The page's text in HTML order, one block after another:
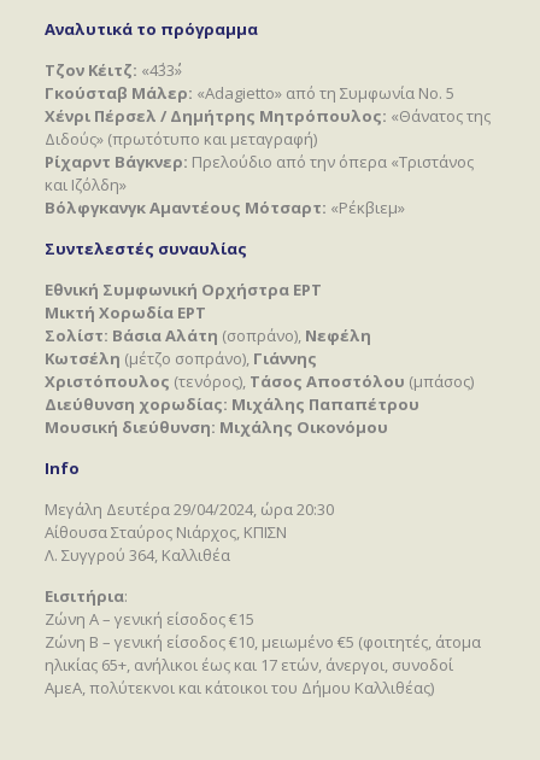
Αναλυτικά το πρόγραμμα
Τζον Κέιτζ: «4΄33΄΄»
Γκούσταβ Μάλερ: «Adagietto» από τη Συμφωνία Νo. 5
Χένρι Πέρσελ / Δημήτρης Μητρόπουλος: «Θάνατος της
Διδούς» (πρωτότυπο και μεταγραφή)
Ρίχαρντ Βάγκνερ: Πρελούδιο από την όπερα «Τριστάνος
και Ιζόλδη»
Βόλφγκανγκ Αμαντέους Μότσαρτ: «Ρέκβιεμ»
Συντελεστές συναυλίας
Εθνική Συμφωνική Ορχήστρα ΕΡΤ
Μικτή Χορωδία ΕΡΤ
Σολίστ: Βάσια Αλάτη (σοπράνο), Νεφέλη
Κωτσέλη (μέτζο σοπράνο), Γιάννης
Χριστόπουλος (τενόρος), Τάσος Αποστόλου (μπάσος)
Διεύθυνση χορωδίας: Μιχάλης Παπαπέτρου
Μουσική διεύθυνση: Μιχάλης Οικονόμου
Info
Μεγάλη Δευτέρα 29/04/2024, ώρα 20:30
Αίθουσα Σταύρος Νιάρχος, ΚΠΙΣΝ
Λ. Συγγρού 364, Καλλιθέα
Εισιτήρια:
Ζώνη Α – γενική είσοδος €15
Ζώνη Β – γενική είσοδος €10, μειωμένο €5 (φοιτητές, άτομα
ηλικίας 65+, ανήλικοι έως και 17 ετών, άνεργοι, συνοδοί
ΑμεΑ, πολύτεκνοι και κάτοικοι του Δήμου Καλλιθέας)